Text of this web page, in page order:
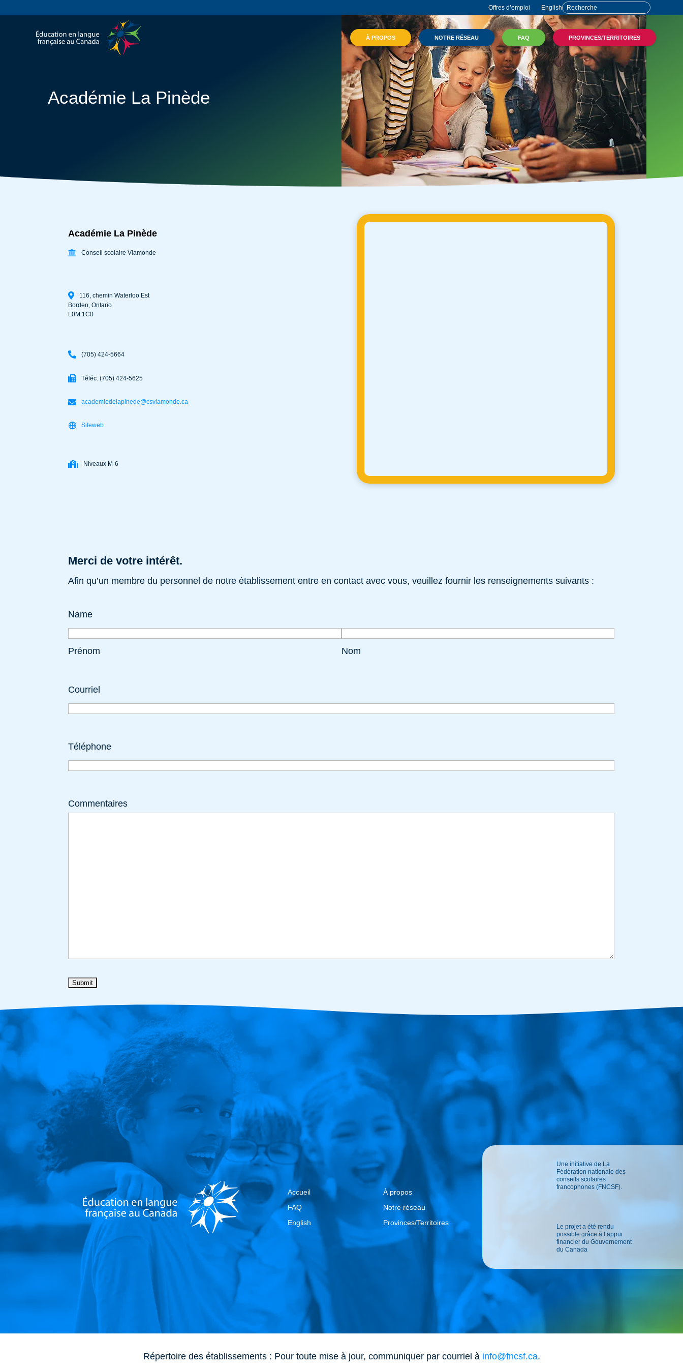
Offres d’emploi English
À PROPOS NOTRE RÉSEAU FAQ PROVINCES/TERRITOIRES
Académie La Pinède
Académie La Pinède
Conseil scolaire Viamonde
116, chemin Waterloo Est
Borden,Ontario
L0M 1C0
(705) 424-5664
Téléc. (705) 424-5625
academiedelapinede@csviamonde.ca
Siteweb
Niveaux M-6
Merci de votre intérêt.
Afin qu’un membre du personnel de notre établissement entre en contact avec vous, veuillez fournir les renseignements suivants :
Name
Prénom Nom
Courriel
Téléphone
Commentaires
Accueil
FAQ
English
À propos
Notre réseau
Provinces/Territoires
Une initiative de La
Fédération nationale des
conseils scolaires
francophones (FNCSF).
Le projet a été rendu
possible grâce à l’appui
financier du Gouvernement
du Canada
Répertoire des établissements : Pour toute mise à jour, communiquer par courriel à info@fncsf.ca.